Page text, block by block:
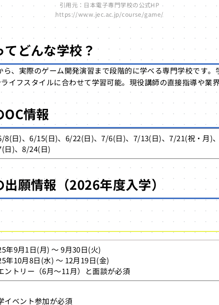
引用元：日本電子専門学校の公式HP
https://www.jec.ac.jp/course/game/
どんな学校？
、実際のゲーム開発演習まで段階的に学べる専門学校です
イフスタイルに合わせて学習可能。現役講師の直接指導や業
情報
8(日)、6/15(日)、6/22(日)、7/6(日)、7/13(日)、7/21(祝・月)
日)、8/24(日)
願情報（2026年度入学）
年9月1日(月) ～ 9月30日(火)
年10月8日(水) ～ 12月19日(金)
トリー（6月～11月）と面談が必須
イベント参加が必須